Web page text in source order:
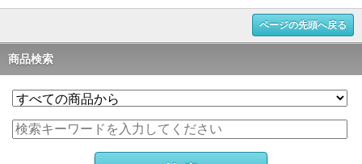
ページの先頭へ戻る
商品検索